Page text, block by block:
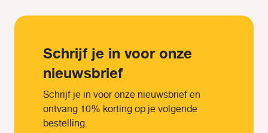
Schrijf je in voor onze
nieuwsbrief
Schrijf je in voor onze nieuwsbrief en
ontvang 10% korting op je volgende
bestelling.